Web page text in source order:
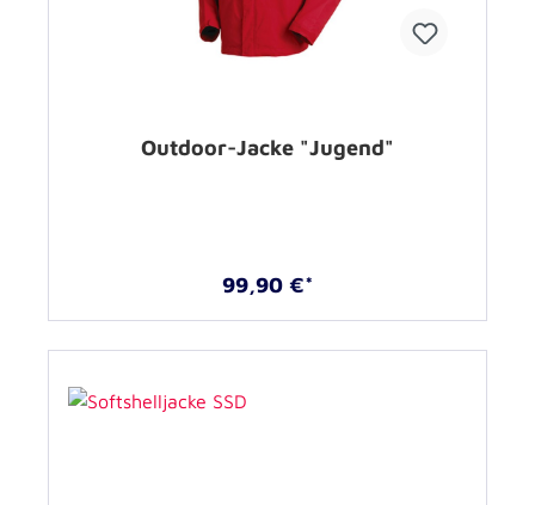
Outdoor-Jacke "Jugend"
99,90 €*